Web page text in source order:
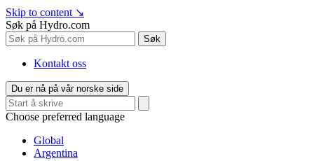
Skip to content ↘
Søk på Hydro.com
Søk
Kontakt oss
Du er nå på vår norske side
Choose preferred language
Global
Argentina